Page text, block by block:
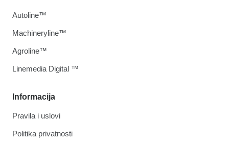
Informacija
Pravila i uslovi
Politika privatnosti
Autoline™
Machineryline™
Agroline™
Linemedia Digital ™